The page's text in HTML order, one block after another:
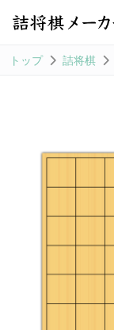
トップ 詰将棋